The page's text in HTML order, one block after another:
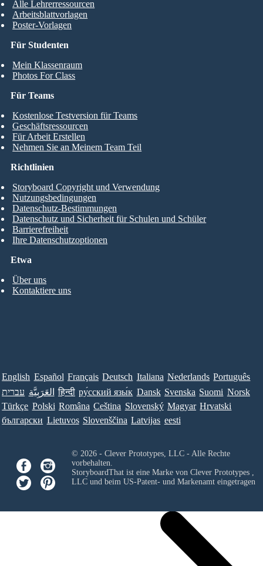
Für Studenten
Mein Klassenraum
Photos For Class
Alle Lehrerressourcen
Arbeitsblattvorlagen
Poster-Vorlagen
Für Teams
Kostenlose Testversion für Teams
Geschäftsressourcen
Für Arbeit Erstellen
Nehmen Sie an Meinem Team Teil
Etwa
Über uns
Kontaktiere uns
Richtlinien
Storyboard Copyright und Verwendung
Nutzungsbedingungen
Datenschutz-Bestimmungen
Datenschutz und Sicherheit für Schulen und Schüler
Barrierefreiheit
Ihre Datenschutzoptionen
English Español Français Deutsch Italiana Nederlands Português
עברית العَرَبِيَّة हिन्दी ру́сский язы́к Dansk Svenska Suomi Norsk
Türkçe Polski Româna Ceština Slovenský Magyar Hrvatski
български Lietuvos Slovenščina Latvijas eesti
© 2026 - Clever Prototypes, LLC - Alle Rechte
vorbehalten.
StoryboardThat ist eine Marke von Clever Prototypes ,
LLCund beim US-Patent- und Markenamt eingetragen